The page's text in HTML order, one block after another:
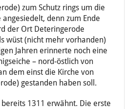
zum Schutz rings um die
denn zum Ende
der Ort Deteringerode
wüst (nicht mehr vorhanden)
Jahren erinnerte noch eine
– nord-östlich von
dem einst die Kirche von
gestanden haben soll.
1311 erwähnt. Die erste